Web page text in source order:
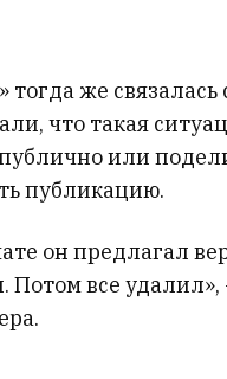
тогда же
что такая
публично или
публикацию.
он предлагал
Потом все